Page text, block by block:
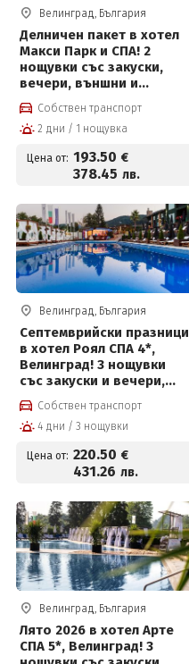
Велинград, България
Делничен пакет в хотел
Макси Парк и СПА! 2
нощувки със закуски,
вечери, външни и
вътрешни басейни с
минерална вода,
джакузи, топила и
деца до 12г на цени от
193.50 евро на човек
Собствен транспорт
2 дни / 1 нощувка
Цена от: 193.50 €
378.45 лв.
Велинград, България
Септемврийски празници
в хотел Роял СПА 4*,
Велинград! 3 нощувки
със закуски и вечери,
детска анимация и СПА
център на цени от 220.50
евро на човек
Собствен транспорт
4 дни / 3 нощувки
Цена от: 220.50 €
431.26 лв.
Велинград, България
Лято 2026 в хотел Арте
СПА 5*, Велинград! 3